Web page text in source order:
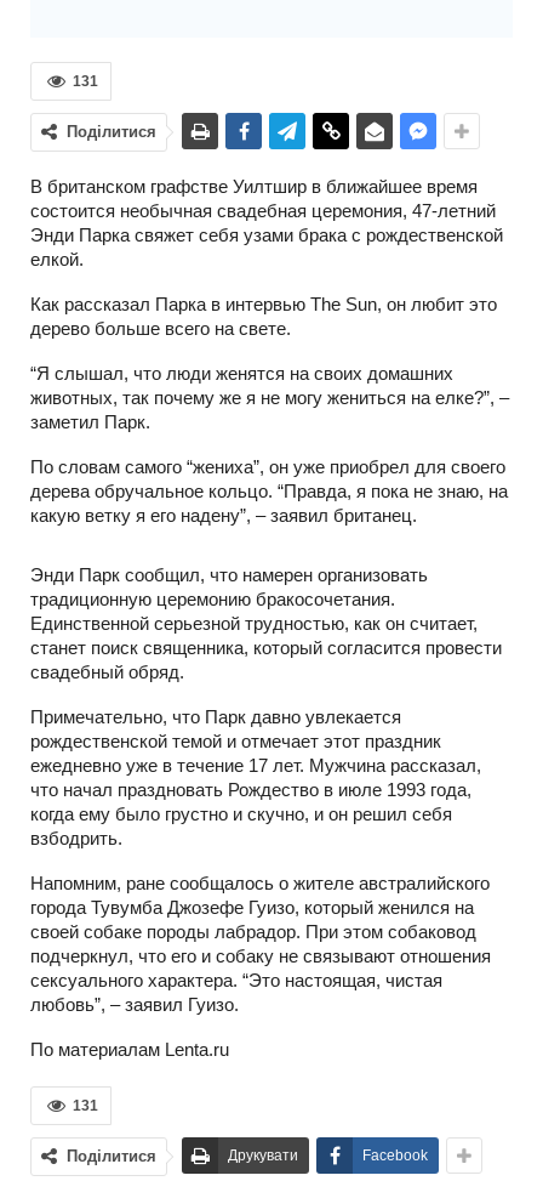
131
Поділитися
В британском графстве Уилтшир в ближайшее время
состоится необычная свадебная церемония, 47-летний
Энди Парка свяжет себя узами брака с рождественской
елкой.
Как рассказал Парка в интервью The Sun, он любит это
дерево больше всего на свете.
“Я слышал, что люди женятся на своих домашних
животных, так почему же я не могу жениться на елке?”, –
заметил Парк.
По словам самого “жениха”, он уже приобрел для своего
дерева обручальное кольцо. “Правда, я пока не знаю, на
какую ветку я его надену”, – заявил британец.
Энди Парк сообщил, что намерен организовать
традиционную церемонию бракосочетания.
Единственной серьезной трудностью, как он считает,
станет поиск священника, который согласится провести
свадебный обряд.
Примечательно, что Парк давно увлекается
рождественской темой и отмечает этот праздник
ежедневно уже в течение 17 лет. Мужчина рассказал,
что начал праздновать Рождество в июле 1993 года,
когда ему было грустно и скучно, и он решил себя
взбодрить.
Напомним, ране сообщалось о жителе австралийского
города Тувумба Джозефе Гуизо, который женился на
своей собаке породы лабрадор. При этом собаковод
подчеркнул, что его и собаку не связывают отношения
сексуального характера. “Это настоящая, чистая
любовь”, – заявил Гуизо.
По материалам Lenta.ru
131
Поділитися Друкувати Facebook